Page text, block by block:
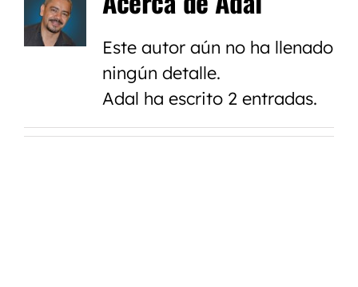
Este autor aún no ha llenado
ningún detalle.
Adal ha escrito 2 entradas.